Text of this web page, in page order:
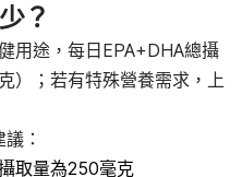
？
用途，每日EPA+DHA總攝
）；若有特殊營養需求，上
：
取量為250毫克